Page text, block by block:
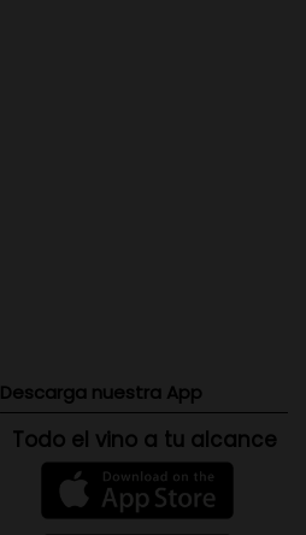
Descarga nuestra App
Todo el vino a tu alcance